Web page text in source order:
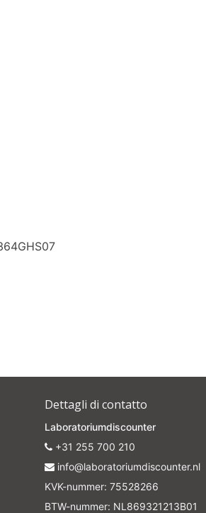
Dettagli di contatto
Laboratoriumdiscounter
+31 255 700 210
info@laboratoriumdiscounter.nl
KVK-nummer: 75528266
BTW-nummer: NL869321213B01